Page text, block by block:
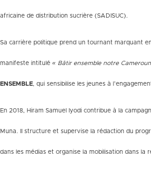
africaine de distribution sucrière (SADISUC).
Sa carrière politique prend un tournant marquant
manifeste intitulé « Bâtir ensemble notre
ENSEMBLE, qui sensibilise les jeunes à
En 2018, Hiram Samuel Iyodi contribue à la
Muna. Il structure et supervise la rédaction du
dans les médias et organise la mobilisation dans la